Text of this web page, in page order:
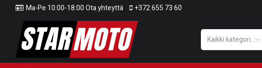
Ma-Pe 10:00-18:00 Ota yhteyttä +372 655 73 60
Kaikki kategoriat